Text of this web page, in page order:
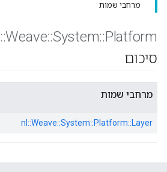
מרחבי שמות
::Weave::System::Platform
סיכום
מרחבי שמות
nl::Weave::System::Platform:: Layer